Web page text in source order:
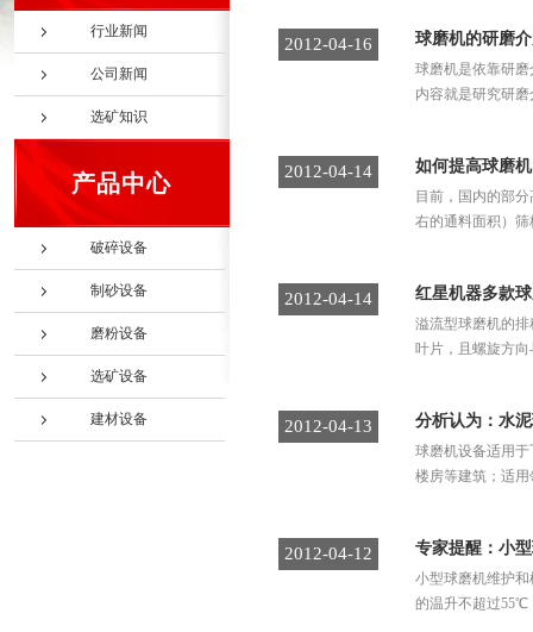
行业新闻
公司新闻
选矿知识
产品中心
破碎设备
制砂设备
磨粉设备
选矿设备
建材设备
2012-04-16 球磨机的研磨
球磨机是依靠研
内容就是研究研
2012-04-14 如何提高球磨
目前，国内的部
右的通料面积）
2012-04-14 红星机器多款
溢流型球磨机的
叶片，且螺旋方
2012-04-13 分析认为：水
球磨机设备适用
楼房等建筑；适
2012-04-12 专家提醒：小
小型球磨机维护
的温升不超过55℃